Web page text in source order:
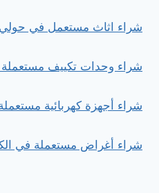
شراء اثاث مستعمل في حولي
شراء وحدات تكييف
شراء أجهزة كهربائية
شراء أغراض مستعملة في